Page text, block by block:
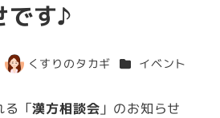
です♪
著
くすりのタカギ カテゴリー
イベント
る「漢方相談会 」のお知らせ